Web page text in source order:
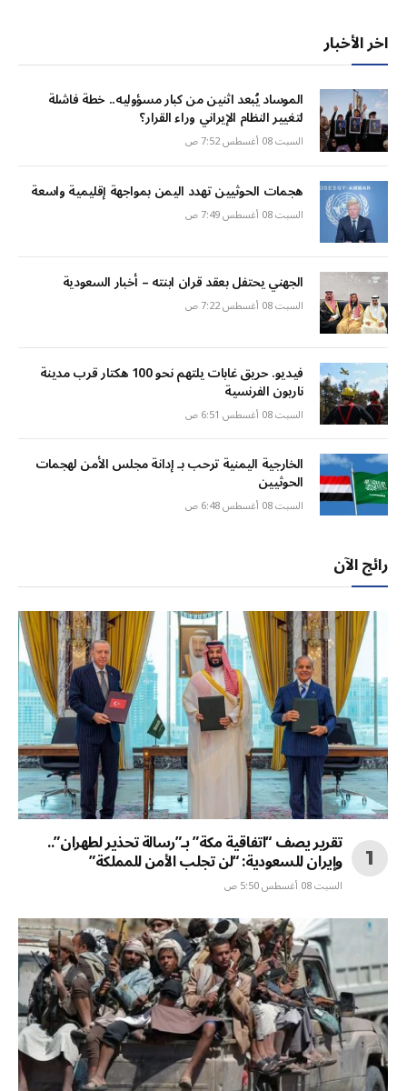
اخر الأخبار
الموساد يُبعد اثنين من كبار مسؤوليه.. خطة فاشلة
لتغيير النظام الإيراني وراء القرار؟
السبت 08 أغسطس 7:52 ص
هجمات الحوثيين تهدد اليمن بمواجهة إقليمية واسعة
السبت 08 أغسطس 7:49 ص
الجهني يحتفل بعقد قران ابنته – أخبار السعودية
السبت 08 أغسطس 7:22 ص
فيديو. حريق غابات يلتهم نحو 100 هكتار قرب مدينة
ناربون الفرنسية
السبت 08 أغسطس 6:51 ص
الخارجية اليمنية ترحب بـ إدانة مجلس الأمن لهجمات
الحوثيين
السبت 08 أغسطس 6:48 ص
رائج الآن
تقرير يصف “اتفاقية مكة” بـ”رسالة تحذير لطهران”..
وإيران للسعودية: “لن تجلب الأمن للمملكة”
السبت 08 أغسطس 5:50 ص